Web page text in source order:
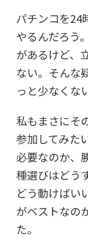
パチンコを24
やるんだろう
があるけど、
ない。そんな
っと少なくな
私もまさにそ
参加してみた
必要なのか、
種選びはどう
どう動けばい
がベストなの
た。